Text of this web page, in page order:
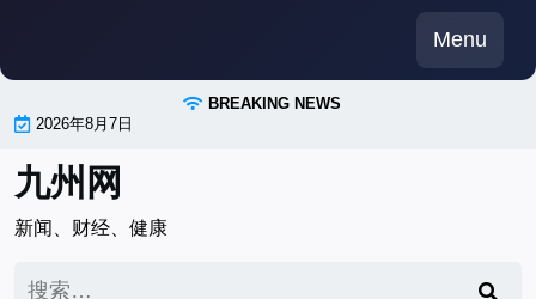
content
Menu
BREAKING NEWS
2026年8月7日
九州网
新闻、财经、健康